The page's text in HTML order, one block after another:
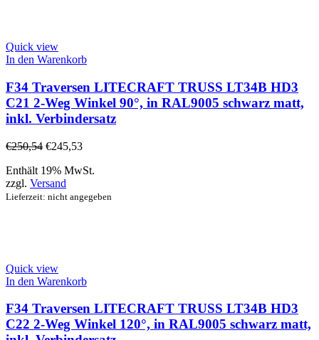
Quick view
In den Warenkorb
F34 Traversen LITECRAFT TRUSS LT34B HD3
C21 2-Weg Winkel 90°, in RAL9005 schwarz matt,
inkl. Verbindersatz
€250,54 €245,53
Enthält 19% MwSt.
zzgl. Versand
Lieferzeit: nicht angegeben
Quick view
In den Warenkorb
F34 Traversen LITECRAFT TRUSS LT34B HD3
C22 2-Weg Winkel 120°, in RAL9005 schwarz matt,